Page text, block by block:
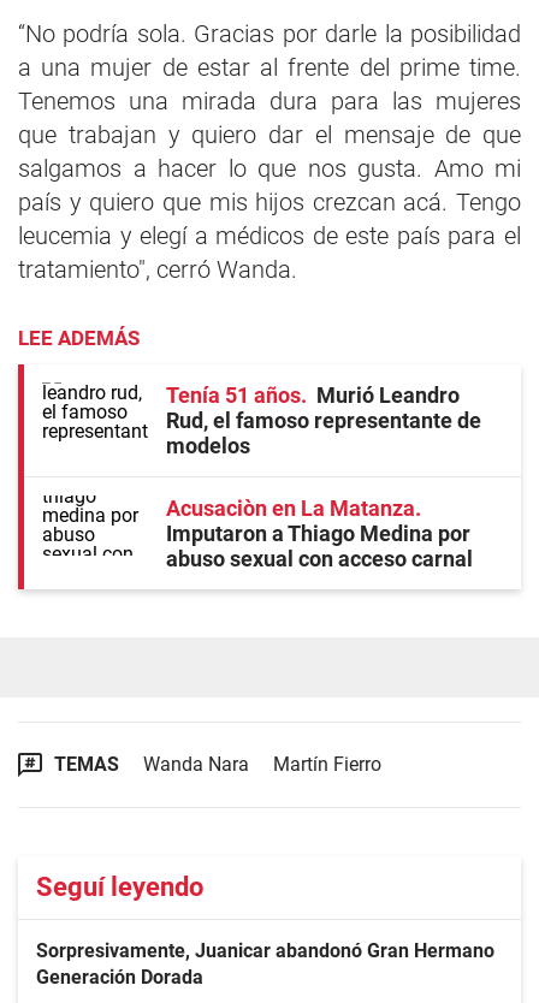
“No podría sola. Gracias por darle la posibilidad
a una mujer de estar al frente del prime time.
Tenemos una mirada dura para las mujeres
que trabajan y quiero dar el mensaje de que
salgamos a hacer lo que nos gusta. Amo mi
país y quiero que mis hijos crezcan acá. Tengo
leucemia y elegí a médicos de este país para el
tratamiento", cerró Wanda.
LEE ADEMÁS
Tenía 51 años
Murió Leandro
Rud, el famoso representante de
modelos
Acusaciòn en La Matanza
Imputaron a Thiago Medina por
abuso sexual con acceso carnal
TEMAS Wanda Nara Martín Fierro
Seguí leyendo
Sorpresivamente, Juanicar abandonó Gran Hermano
Generación Dorada